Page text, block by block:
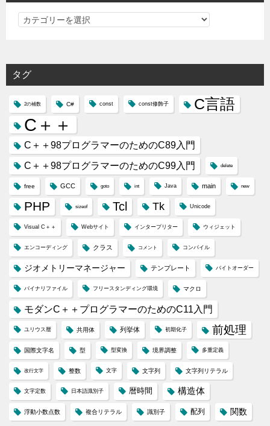
カ
リ
ー
タグ
2の補数 C# const const修飾子 C言語
C＋＋
C＋＋98プログラマーのためのC89入門
C＋＋98プログラマーのためのC99入門
delete
free GCC goto int Java main new
PHP sizeof Tcl Tk Unicode
Visual C＋＋ Webサイト インタープリター ウィジェット
エンコーディング クラス コメント コンパイル
ジオメトリーマネージャー テンプレート バイトオーダー
バイナリファイル フリースタンディング環境 マクロ
モダンC＋＋プログラマーのためのC11入門
ユリウス暦 共用体 列挙体 初期化子 前処理
国際文字名 型 型変換 境界調整 多重定義
改行文字 整数 文字 文字列 文字列リテラル
文字定数 日本語識別子 暦時間 構造体
浮動小数点数 複合リテラル 識別子 配列 関数